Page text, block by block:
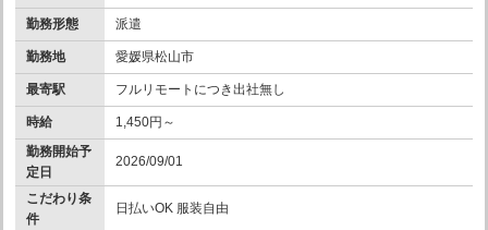
勤務形態 派遣
勤務地 愛媛県松山市
最寄駅 フルリモートにつき出社無し
時給
1,450円～
勤務開始予
定日
2026/09/01
こだわり条
件
日払いOK 服装自由